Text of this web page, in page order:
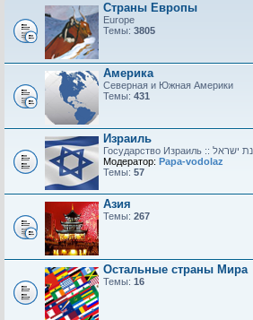
Страны Европы
Europe
Темы: 3805
Америка
Северная и Южная Америки
Темы: 431
Израиль
Модератор: Papa-vodolaz
Темы: 57
Азия
Темы: 267
Остальные страны Мира
Темы: 16